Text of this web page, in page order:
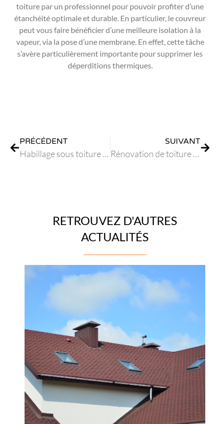
toiture par un professionnel pour pouvoir profiter d’une
étanchéité optimale et durable. En particulier, le couvreur
peut vous faire bénéficier d’une meilleure isolation à la
vapeur, via la pose d’une membrane. En effet, cette tâche
s’avère particulièrement importante pour supprimer les
déperditions thermiques.
PRÉCÉDENT
Habillage sous toiture à Roquefort les Pins
SUIVANT
Rénovation de toiture terrasse, arrondie ou en pente : ce qu’il faut retenir !
RETROUVEZ D'AUTRES
ACTUALITÉS